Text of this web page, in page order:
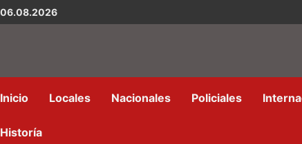
06.08.2026
Inicio Locales Nacionales Policiales
Historía